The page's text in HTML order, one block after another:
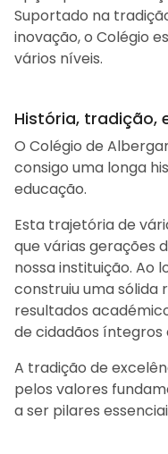
Suportado na
inovação, o Colégio
vários níveis.
História, tradição,
O Colégio de
consigo uma longa
educação.
Esta trajetória de
que várias gerações
nossa instituição. Ao
construiu uma sólida
resultados
de cidadãos íntegros
A tradição de
pelos valores
a ser pilares